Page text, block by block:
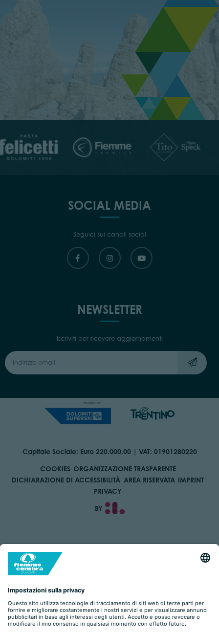
SOCIAL MEDIA
Seguici sui canali social
NEWSLETTER
Iscriviti per ricevere aggiornamenti
Capitale Sociale: Euro 220.000,00 | VAT: 01901280220
COOKIES ORGANIZZAZIONE TRASPARENTE
DICHIARAZIONE DI ACCESSIBILITÀ AREA RISERVATA IMPRINT
PRIVACY
BY